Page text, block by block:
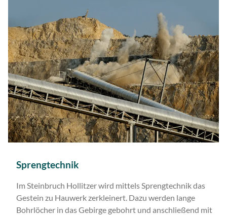
Sprengtechnik
Im Steinbruch Hollitzer wird mittels Sprengtechnik das
Gestein zu Hauwerk zerkleinert. Dazu werden lange
Bohrlöcher in das Gebirge gebohrt und anschließend mit